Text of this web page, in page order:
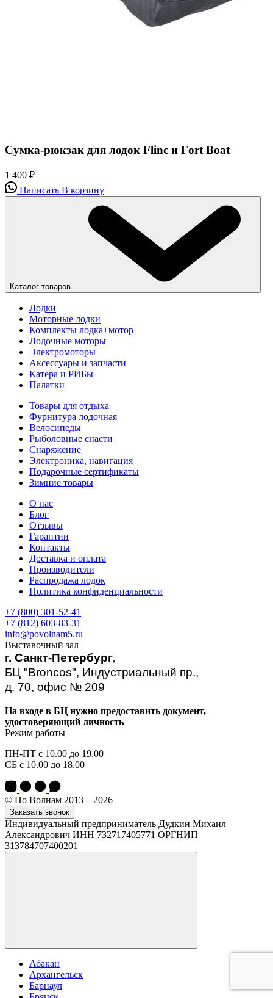
Сумка-рюкзак для лодок Flinc и Fort Boat
1 400 ₽
Написать В корзину
Каталог товаров
Лодки
Моторные лодки
Комплекты лодка+мотор
Лодочные моторы
Электромоторы
Аксессуары и запчасти
Катера и РИБы
Палатки
Товары для отдыха
Фурнитура лодочная
Велосипеды
Рыболовные снасти
Снаряжение
Электроника, навигация
Подарочные сертификаты
Зимние товары
О нас
Блог
Отзывы
Гарантии
Контакты
Доставка и оплата
Производители
Распродажа лодок
Политика конфиденциальности
+7 (800) 301-52-41
+7 (812) 603-83-31
info@povolnam5.ru
Выставочный зал
г. Санкт-Петербург,
БЦ "Broncos", Индустриальный пр.,
д. 70, офис № 209
На входе в БЦ нужно предоставить документ,
удостоверяющий личность
Режим работы
ПН-ПТ с 10.00 до 19.00
СБ с 10.00 до 18.00
© По Волнам 2013 – 2026
Заказать звонок
Индивидуальный предприниматель Дудкин Михаил
Александрович ИНН 732717405771 ОРГНИП
313784707400201
Абакан
Архангельск
Барнаул